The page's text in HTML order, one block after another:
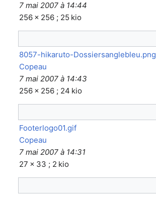
7 mai 2007 à 14:44
256 × 256 ; 25 kio
8057-hikaruto-Dossiersanglebleu.png
Copeau
7 mai 2007 à 14:43
256 × 256 ; 24 kio
Footerlogo01.gif
Copeau
7 mai 2007 à 14:31
27 × 33 ; 2 kio